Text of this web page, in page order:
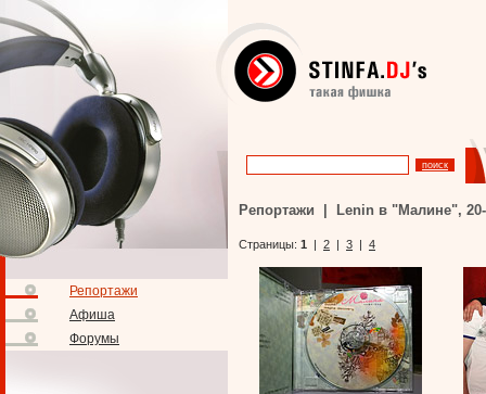
Репортажи
Афиша
Форумы
Репортажи | Lenin в "Малине",
Страницы: 1 2 3 4